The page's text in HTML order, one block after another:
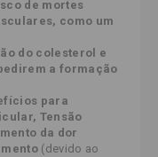
de mortes
como um
do colesterol e
a formação
para
Tensão
da dor
(devido ao